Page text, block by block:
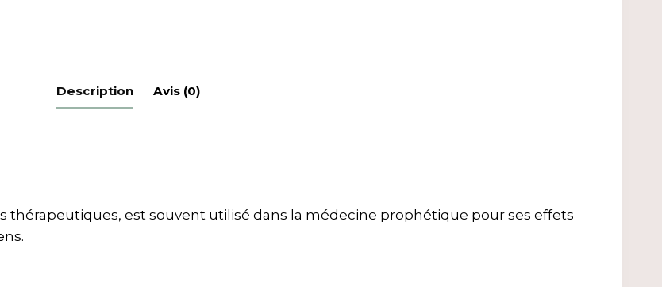
Description Avis (0)
thérapeutiques, est souvent utilisé dans la médecine prophétique pour ses effets